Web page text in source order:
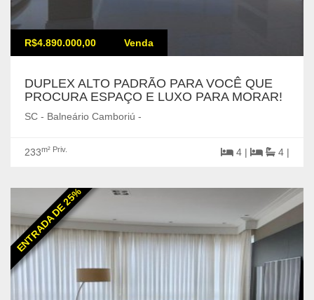
R$4.890.000,00 Venda
DUPLEX ALTO PADRÃO PARA VOCÊ QUE
PROCURA ESPAÇO E LUXO PARA MORAR!
SC - Balneário Camboriú -
233m² Priv. 4 | 4 |
ENTRADA DE 25%